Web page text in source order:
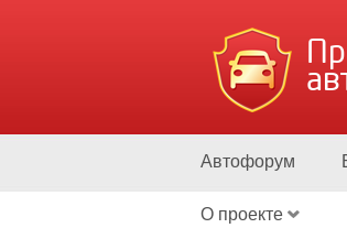
Автофорум
О проекте